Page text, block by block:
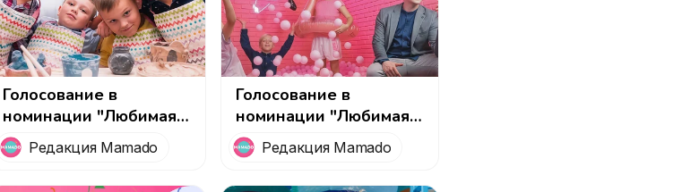
Голосование в
номинации "Любимая
творческая студия для
проведения детского
дня рождения"
Редакция Mamado
Голосование в
номинации "Любимая
игровая комната для
детского дня
рождения"
Редакция Mamado